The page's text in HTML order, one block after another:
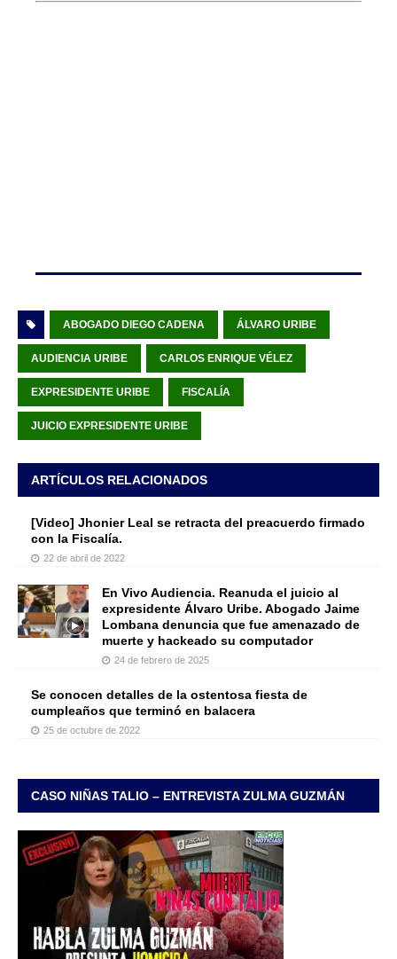
ABOGADO DIEGO CADENA ÁLVARO URIBE
AUDIENCIA URIBE CARLOS ENRIQUE VÉLEZ
EXPRESIDENTE URIBE FISCALÍA
JUICIO EXPRESIDENTE URIBE
ARTÍCULOS RELACIONADOS
[Video] Jhonier Leal se retracta del preacuerdo firmado
con la Fiscalía.
22 de abril de 2022
En Vivo Audiencia. Reanuda el juicio al
expresidente Álvaro Uribe. Abogado Jaime
Lombana denuncia que fue amenazado de
muerte y hackeado su computador
24 de febrero de 2025
Se conocen detalles de la ostentosa fiesta de
cumpleaños que terminó en balacera
25 de octubre de 2022
CASO NIÑAS TALIO – ENTREVISTA ZULMA GUZMÁN